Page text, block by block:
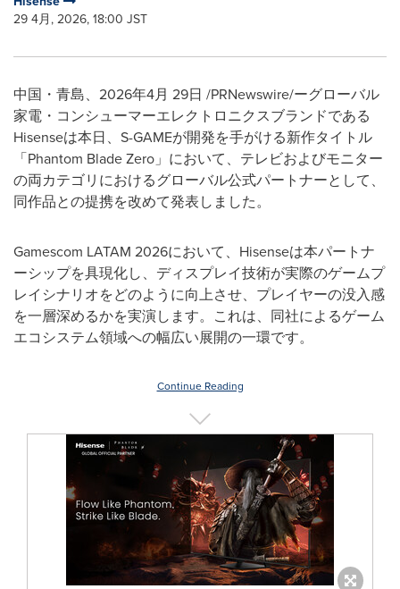
29 4月, 2026, 18:00 JST
中国・青島、2026年4月 29日 /PRNewswire/ーグローバル
家電・コンシューマーエレクトロニクスブランドである
Hisenseは本日、S-GAMEが開発を手がける新作タイトル
「Phantom Blade Zero」において、テレビおよびモニター
の両カテゴリにおけるグローバル公式パートナーとして、
同作品との提携を改めて発表しました。
Gamescom LATAM 2026において、Hisenseは本パートナ
ーシップを具現化し、ディスプレイ技術が実際のゲームプ
レイシナリオをどのように向上させ、プレイヤーの没入感
を一層深めるかを実演します。これは、同社によるゲーム
エコシステム領域への幅広い展開の一環です。
Continue Reading